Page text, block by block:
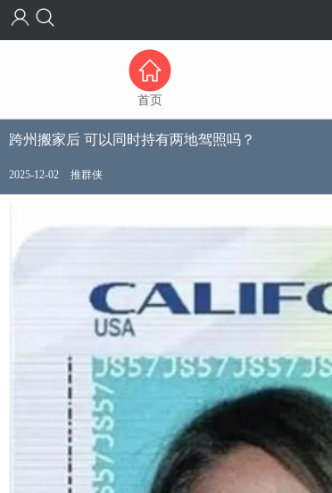
首页
跨州搬家后 可以同时持有两地驾照吗？
2025-12-02 推群侠